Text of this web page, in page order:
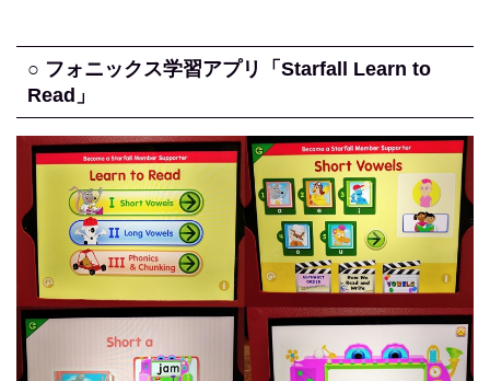
○ フォニックス学習アプリ「Starfall Learn to
Read」